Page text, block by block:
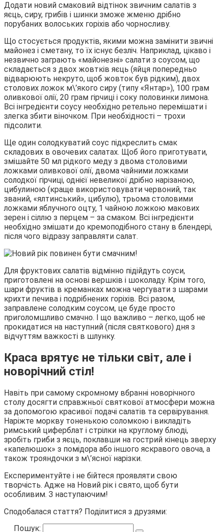
Додати новий смаковий відтінок звичним салатів з
яєць, сиру, грибів і шинки зможе жменю дрібно
порубаних волоських горіхів або чорносливу.
Що стосується продуктів, якими можна замінити звичні
майонез і сметану, то їх існує безліч. Наприклад, цікаво і
незвично заграють «майонезні» салати з соусом, що
складається з двох жовтків яєць (яйця попередньо
відварюють некруто, щоб жовток був рідким), двох
столових ложок м\’якого сиру (типу «Янтар»), 100 грам
оливкової олії, 20 грам гірчиці і соку половинки лимона.
Всі інгредієнти соусу необхідно ретельно перемішати і
злегка збити віночком. При необхідності – трохи
підсолити.
Ще один солодкуватий соус підкреслить смак
складових в овочевих салатах. Щоб його приготувати,
змішайте 50 мл рідкого меду з двома столовими
ложками оливкової олії, двома чайними ложками
солодкої гірчиці, однієї невеликої дрібно нарізаною,
цибулиною (краще використовувати червоний, так
званий, «ялтинський», цибулю), трьома столовими
ложками яблучного оцту, 1 чайною ложкою макових
зерен і сіллю з перцем – за смаком. Всі інгредієнти
необхідно змішати до кремоподібного стану в блендері,
після чого відразу заправляти салат.
Для фруктових салатів відмінно підійдуть соуси,
приготовлені на основі вершків і шоколаду. Крім того,
шари фруктів в креманках можна чергувати з шарами
крихти печива і подрібнених горіхів. Всі разом,
заправлене солодким соусом, це буде просто
приголомшливо смачно. І що важливо – легко, щоб не
прокидатися на наступний (після святкового) дня з
відчуттям важкості в шлунку.
Краса врятує не тільки світ, але і
новорічний стіл!
Навіть при самому скромному вбранні новорічного
столу досягти справжньої святкової атмосфери можна
за допомогою красивої подачі салатів та сервірування.
Наріжте моркву тоненькою соломкою і викладіть
римський циферблат і стрілки на круглому блюді,
зробіть гриби з яєць, поклавши на гострий кінець зверху
«капелюшок» з помідора або іншого яскравого овоча, а
також трояндочки з м\’ясної нарізки.
Експериментуйте і не бійтеся проявляти свою
творчість. Адже на Новий рік і свято, щоб бути
особливим. З наступаючим!
Сподобалася стаття? Поділитися з друзями:
Пошук: